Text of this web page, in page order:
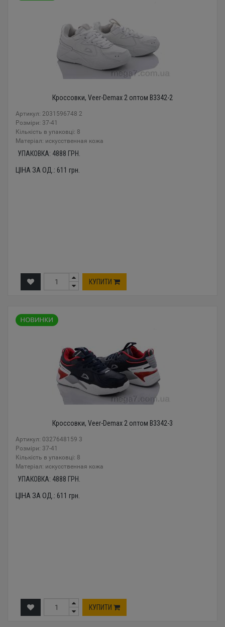
Кроссовки, Veer-Demax 2 оптом B3342-2
Артикул: 2031596748 2
Розміри: 37-41
Кількість в упаковці: 8
Mатеріал: искусственная кожа
УПАКОВКА: 4888 ГРН.
ЦІНА ЗА ОД.: 611 грн.
КУПИТИ
Кроссовки, Veer-Demax 2 оптом B3342-3
Артикул: 0327648159 3
Розміри: 37-41
Кількість в упаковці: 8
Mатеріал: искусственная кожа
УПАКОВКА: 4888 ГРН.
ЦІНА ЗА ОД.: 611 грн.
КУПИТИ